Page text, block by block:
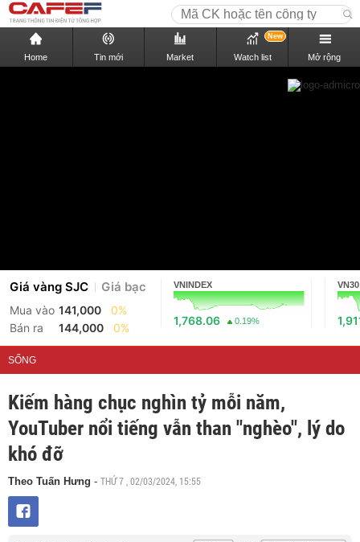
Home Tin mới Market Watch list
New
Mở rộng
Giá vàng SJC Giá bạc
Mua vào 141,000
0%
Bán ra
144,000 0%
VNINDEX
1,768.06 0.19%
VN30
SỐNG
Kiếm hàng chục nghìn tỷ mỗi năm,
YouTuber nổi tiếng vẫn than "nghèo", lý do
khó đỡ
Theo Tuấn Hưng - THỨ 7 , 02/03/2024, 15:55